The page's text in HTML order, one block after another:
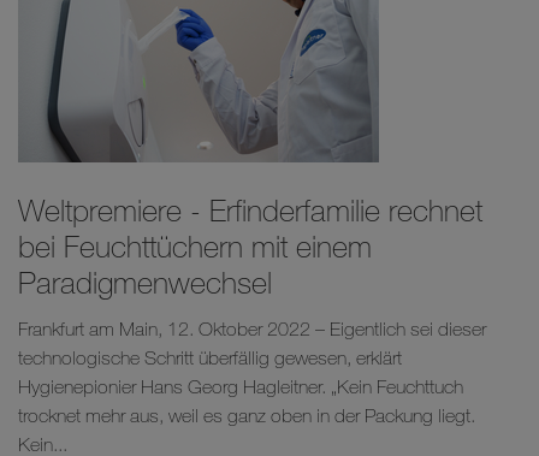
Weltpremiere - Erfinderfamilie rechnet
bei Feuchttüchern mit einem
Paradigmenwechsel
Frankfurt am Main, 12. Oktober 2022 – Eigentlich sei dieser
technologische Schritt überfällig gewesen, erklärt
Hygienepionier Hans Georg Hagleitner. „Kein Feuchttuch
trocknet mehr aus, weil es ganz oben in der Packung liegt.
Kein...